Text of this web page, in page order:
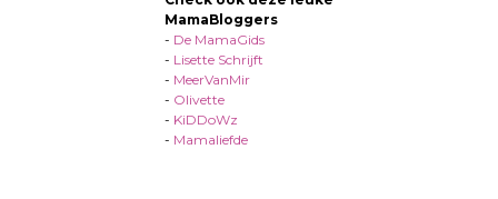
MamaBloggers
- De MamaGids
- Lisette Schrijft
- MeerVanMir
- Olivette
- KiDDoWz
- Mamaliefde